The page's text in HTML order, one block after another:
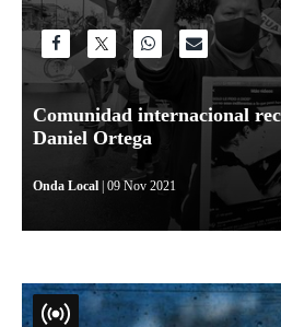
Comunidad internacional
Daniel Ortega
Onda Local | 09 Nov 2021